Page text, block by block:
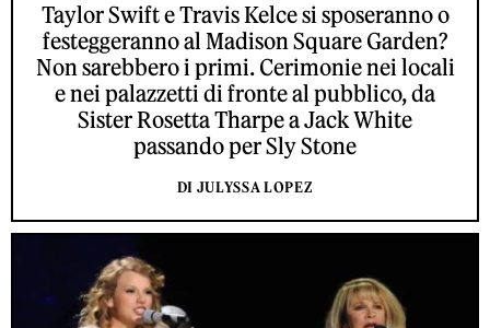
Taylor Swift e Travis Kelce si sposeranno o
festeggeranno al Madison Square Garden?
Non sarebbero i primi. Cerimonie nei locali
e nei palazzetti di fronte al pubblico, da
Sister Rosetta Tharpe a Jack White
passando per Sly Stone
DI JULYSSA LOPEZ